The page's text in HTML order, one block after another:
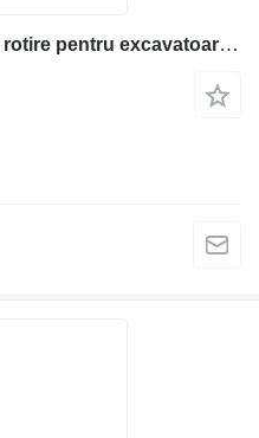
Вртлив прстен Coroană de rotire pentru excavatoare за градежни машини Caterpillar